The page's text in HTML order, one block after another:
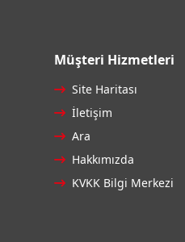
Müşteri Hizmetleri
Site Haritası
İletişim
Ara
Hakkımızda
KVKK Bilgi Merkezi